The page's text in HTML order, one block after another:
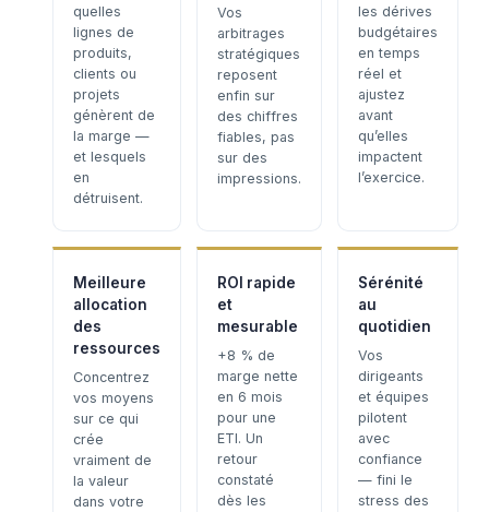
quelles
lignes de
produits,
clients ou
projets
génèrent de
la marge —
et lesquels
en
détruisent.
Vos
arbitrages
stratégiques
reposent
enfin sur
des chiffres
fiables, pas
sur des
impressions.
les dérives
budgétaires
en temps
réel et
ajustez
avant
qu’elles
impactent
l’exercice.
Meilleure
allocation
des
ressources
Concentrez
vos moyens
sur ce qui
crée
vraiment de
la valeur
dans votre
ROI rapide
et
mesurable
+8 % de
marge nette
en 6 mois
pour une
ETI. Un
retour
constaté
dès les
Sérénité
au
quotidien
Vos
dirigeants
et équipes
pilotent
avec
confiance
— fini le
stress des